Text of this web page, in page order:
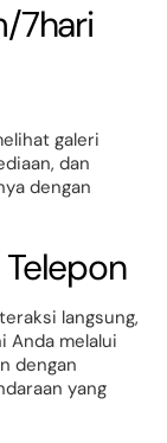
7hari
galeri
dan
dengan
langsung,
Anda melalui
dengan
yang